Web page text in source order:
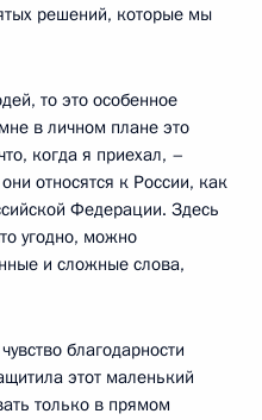
решений, которые мы
то это особенное
в личном плане это
когда я приехал, –
относятся к России, как
Федерации. Здесь
угодно, можно
и сложные слова,
благодарности
этот маленький
только в прямом